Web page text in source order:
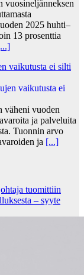
vuosineljänneksen
2025 huhti–
13 prosenttia
vaikutusta ei silti
väheni vuoden
ja palveluita
Tuonnin arvo
ja [...]
tuo­mit­tiin
– syyte